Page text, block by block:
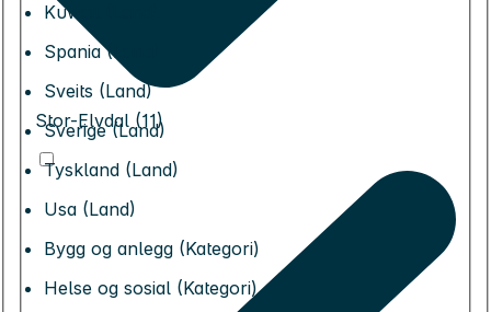
Kuwait (Land)
Spania (Land)
Sveits (Land)
Sverige (Land)
Tyskland (Land)
Usa (Land)
Bygg og anlegg (Kategori)
Helse og sosial (Kategori)
Stor-Elvdal (11)